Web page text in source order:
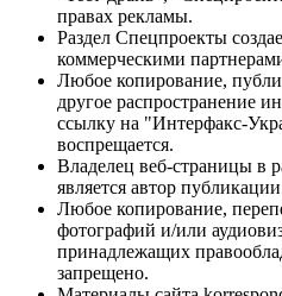
правах рекламы.
Раздел Спецпроекты
коммерческими
Любое копирование,
другое распространение
ссылку на "Интерфакс-
воспрещается.
Владелец веб-страницы в
является автор
Любое копирование,
фотографий и/или
принадлежащих
запрещено.